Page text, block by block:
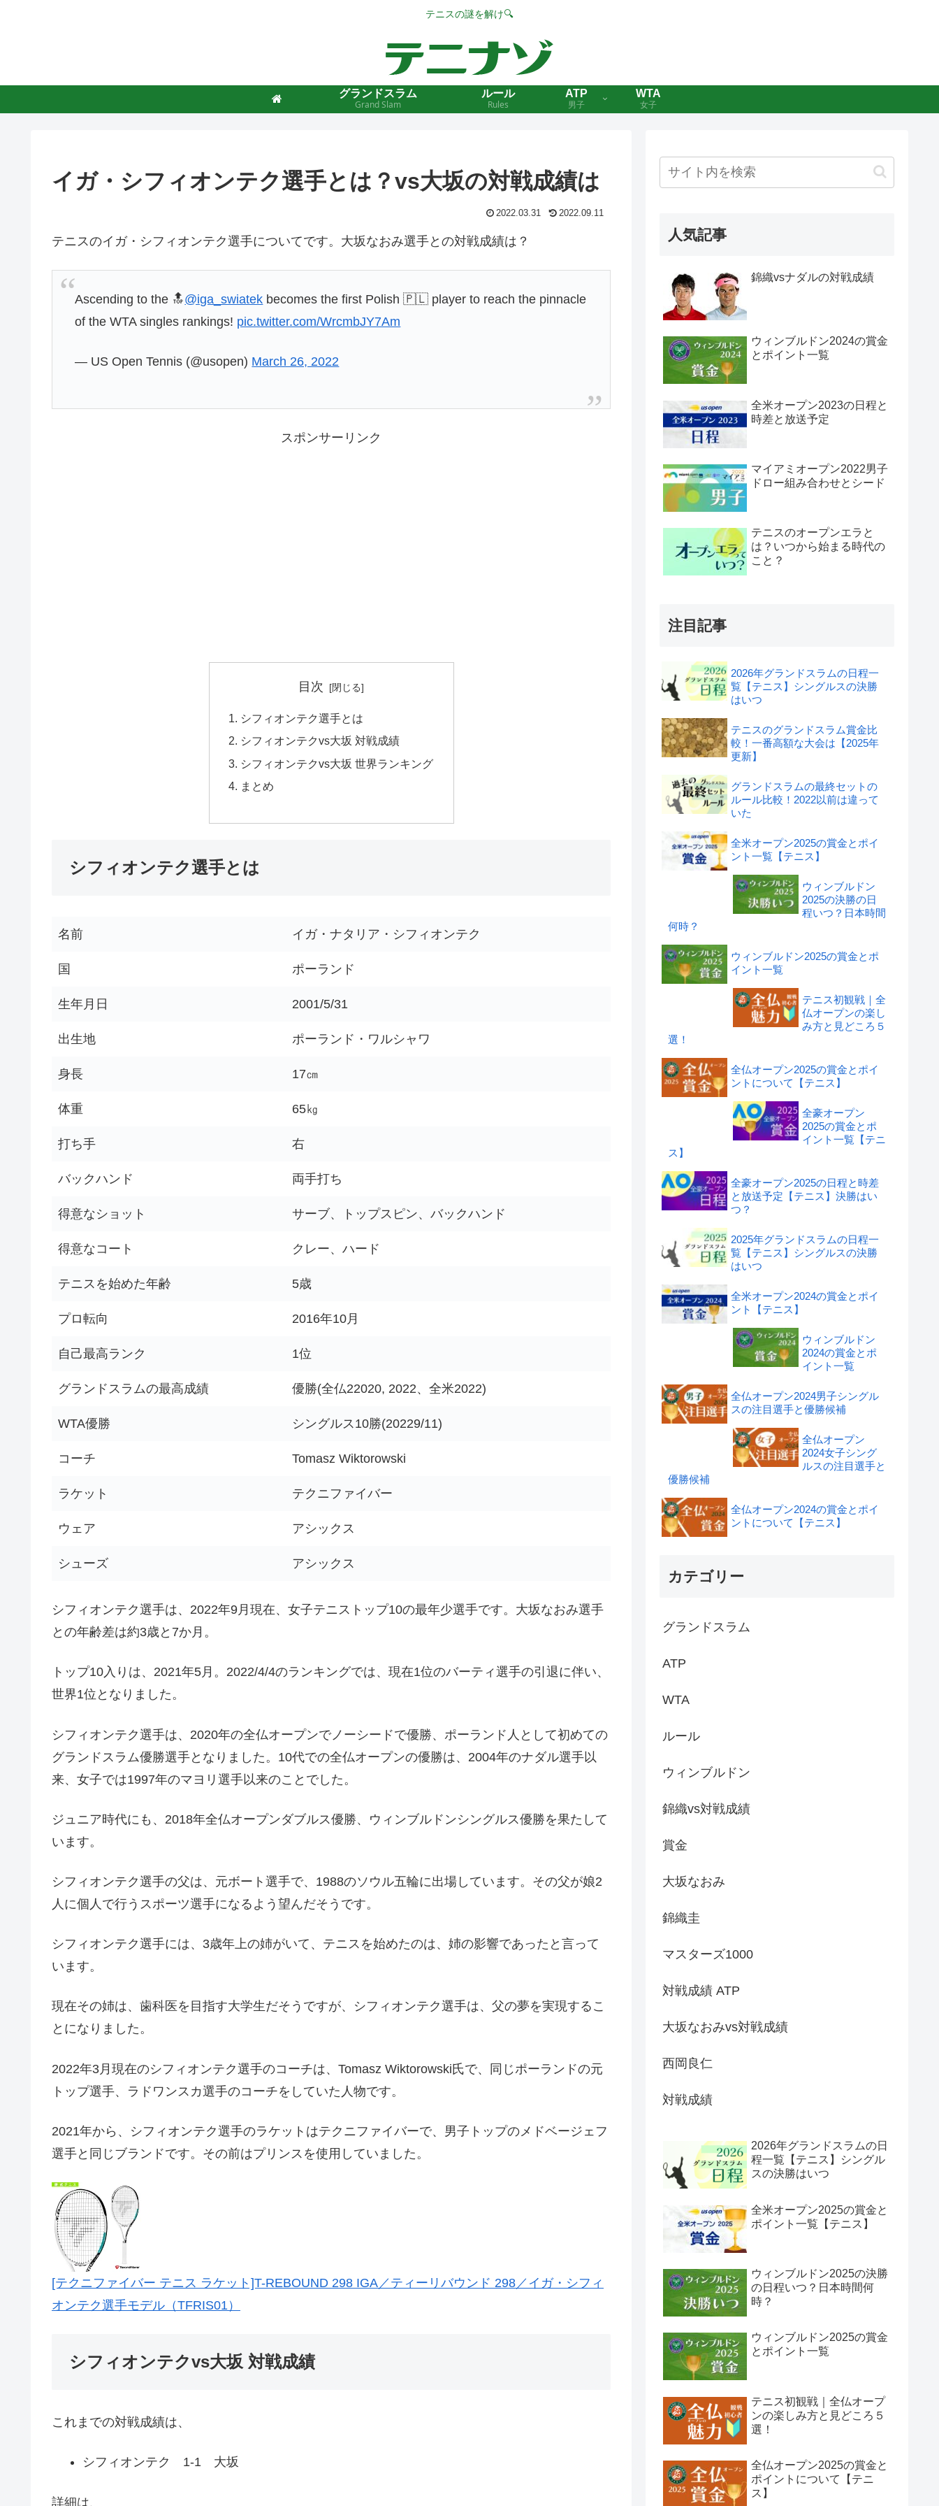
テニスの謎を解け🔍
グランドスラム
Grand Slam
ルール
Rules
ATP
男子
WTA
女子
イガ・シフィオンテク選手とは？vs大坂の対戦成績は
2022.03.31 2022.09.11
テニスのイガ・シフィオンテク選手についてです。大坂なおみ選手との対戦成績は？
Ascending to the 🔝@iga_swiatek becomes the first Polish 🇵🇱 player to reach the pinnacle
of the WTA singles rankings! pic.twitter.com/WrcmbJY7Am
— US Open Tennis (@usopen) March 26, 2022
スポンサーリンク
目次
シフィオンテク選手とは
シフィオンテクvs大坂 対戦成績
シフィオンテクvs大坂 世界ランキング
まとめ
シフィオンテク選手とは
名前 イガ・ナタリア・シフィオンテク
国 ポーランド
生年月日 2001/5/31
出生地 ポーランド・ワルシャワ
身長 17㎝
体重 65㎏
打ち手 右
バックハンド 両手打ち
得意なショット サーブ、トップスピン、バックハンド
得意なコート クレー、ハード
テニスを始めた年齢 5歳
プロ転向 2016年10月
自己最高ランク 1位
グランドスラムの最高成績 優勝(全仏22020, 2022、全米2022)
WTA優勝 シングルス10勝(20229/11)
コーチ Tomasz Wiktorowski
ラケット テクニファイバー
ウェア アシックス
シューズ アシックス
シフィオンテク選手は、2022年9月現在、女子テニストップ10の最年少選手です。大坂なおみ選手
との年齢差は約3歳と7か月。
トップ10入りは、2021年5月。2022/4/4のランキングでは、現在1位のバーティ選手の引退に伴い、
世界1位となりました。
シフィオンテク選手は、2020年の全仏オープンでノーシードで優勝、ポーランド人として初めての
グランドスラム優勝選手となりました。10代での全仏オープンの優勝は、2004年のナダル選手以
来、女子では1997年のマヨリ選手以来のことでした。
ジュニア時代にも、2018年全仏オープンダブルス優勝、ウィンブルドンシングルス優勝を果たして
います。
シフィオンテク選手の父は、元ボート選手で、1988のソウル五輪に出場しています。その父が娘2
人に個人で行うスポーツ選手になるよう望んだそうです。
シフィオンテク選手には、3歳年上の姉がいて、テニスを始めたのは、姉の影響であったと言って
います。
現在その姉は、歯科医を目指す大学生だそうですが、シフィオンテク選手は、父の夢を実現するこ
とになりました。
2022年3月現在のシフィオンテク選手のコーチは、Tomasz Wiktorowski氏で、同じポーランドの元
トップ選手、ラドワンスカ選手のコーチをしていた人物です。
2021年から、シフィオンテク選手のラケットはテクニファイバーで、男子トップのメドベージェフ
選手と同じブランドです。その前はプリンスを使用していました。
[テクニファイバー テニス ラケット]T-REBOUND 298 IGA／ティーリバウンド 298／イガ・シフィ
オンテク選手モデル（TFRIS01）
シフィオンテクvs大坂 対戦成績
これまでの対戦成績は、
シフィオンテク 1-1 大坂
詳細は、
人気記事
錦織vsナダルの対戦成績
ウィンブルドン2024の賞金
とポイント一覧
全米オープン2023の日程と
時差と放送予定
マイアミオープン2022男子
ドロー組み合わせとシード
テニスのオープンエラと
は？いつから始まる時代の
こと？
注目記事
2026年グランドスラムの日程一
覧【テニス】シングルスの決勝
はいつ
テニスのグランドスラム賞金比
較！一番高額な大会は【2025年
更新】
グランドスラムの最終セットの
ルール比較！2022以前は違って
いた
全米オープン2025の賞金とポイ
ント一覧【テニス】
ウィンブルドン
2025の決勝の日
程いつ？日本時間
何時？
ウィンブルドン2025の賞金とポ
イント一覧
テニス初観戦｜全
仏オープンの楽し
み方と見どころ５
選！
全仏オープン2025の賞金とポイ
ントについて【テニス】
全豪オープン
2025の賞金とポ
イント一覧【テニ
ス】
全豪オープン2025の日程と時差
と放送予定【テニス】決勝はい
つ？
2025年グランドスラムの日程一
覧【テニス】シングルスの決勝
はいつ
全米オープン2024の賞金とポイ
ント【テニス】
ウィンブルドン
2024の賞金とポ
イント一覧
全仏オープン2024男子シングル
スの注目選手と優勝候補
全仏オープン
2024女子シング
ルスの注目選手と
優勝候補
全仏オープン2024の賞金とポイ
ントについて【テニス】
カテゴリー
グランドスラム
ATP
WTA
ルール
ウィンブルドン
錦織vs対戦成績
賞金
大坂なおみ
錦織圭
マスターズ1000
対戦成績 ATP
大坂なおみvs対戦成績
西岡良仁
対戦成績
2026年グランドスラムの日
程一覧【テニス】シングル
スの決勝はいつ
全米オープン2025の賞金と
ポイント一覧【テニス】
ウィンブルドン2025の決勝
の日程いつ？日本時間何
時？
ウィンブルドン2025の賞金
とポイント一覧
テニス初観戦｜全仏オープ
ンの楽しみ方と見どころ５
選！
全仏オープン2025の賞金と
ポイントについて【テニ
ス】